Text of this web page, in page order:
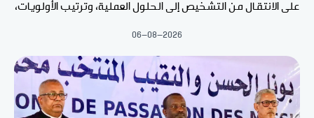
على الانتقال من التشخيص إلى الحلول العملية، وترتيب الأولويات،
06-08-2026